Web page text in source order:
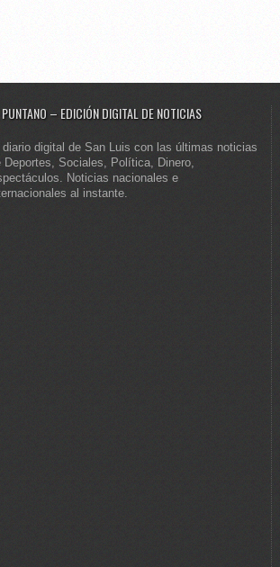
PUNTANO – EDICIÓN DIGITAL DE NOTICIAS
diario digital de San Luis con las últimas noticias
Deportes, Sociales, Política, Dinero,
Noticias nacionales e
al instante.